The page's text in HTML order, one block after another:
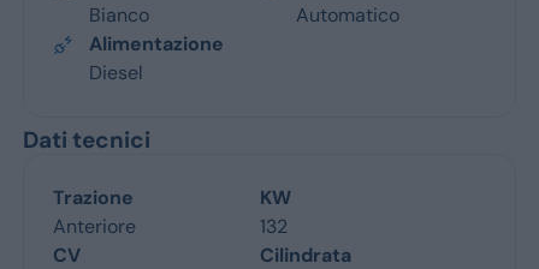
Bianco
Automatico
Alimentazione
Diesel
Dati tecnici
Trazione
Anteriore
KW
132
CV
Cilindrata